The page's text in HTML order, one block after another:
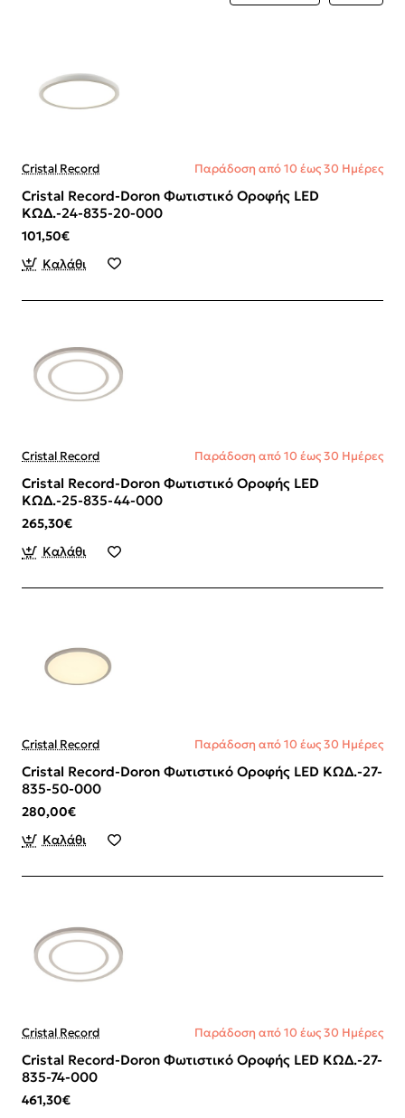
Cristal Record Παράδοση από 10 έως 30 Ημέρες
Cristal Record-Doron Φωτιστικό Οροφής LED
ΚΩΔ.-24-835-20-000
101,50€
Καλάθι
Cristal Record Παράδοση από 10 έως 30 Ημέρες
Cristal Record-Doron Φωτιστικό Οροφής LED
ΚΩΔ.-25-835-44-000
265,30€
Καλάθι
Cristal Record Παράδοση από 10 έως 30 Ημέρες
Cristal Record-Doron Φωτιστικό Οροφής LED ΚΩΔ.-27-
835-50-000
280,00€
Καλάθι
Cristal Record Παράδοση από 10 έως 30 Ημέρες
Cristal Record-Doron Φωτιστικό Οροφής LED ΚΩΔ.-27-
835-74-000
461,30€